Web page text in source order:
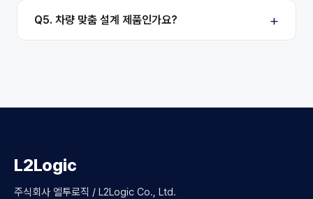
Q5. 차량 맞춤 설계 제품인가요?
L2Logic
주식회사 엘투로직 / L2Logic Co., Ltd.